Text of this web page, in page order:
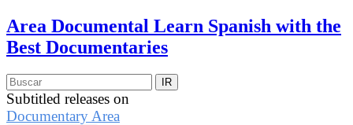
Area Documental Learn Spanish with the
Best Documentaries
Subtitled releases on
Documentary Area